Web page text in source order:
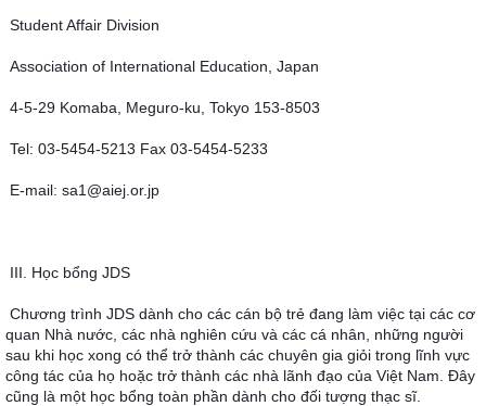
Student Affair Division
Association of International Education, Japan
4-5-29 Komaba, Meguro-ku, Tokyo 153-8503
Tel: 03-5454-5213 Fax 03-5454-5233
E-mail: sa1@aiej.or.jp
III. Học bổng JDS
Chương trình JDS dành cho các cán bộ trẻ đang làm việc tại các cơ
quan Nhà nước, các nhà nghiên cứu và các cá nhân, những người
sau khi học xong có thể trở thành các chuyên gia giỏi trong lĩnh vực
công tác của họ hoặc trở thành các nhà lãnh đạo của Việt Nam. Đây
cũng là một học bổng toàn phần dành cho đối tượng thạc sĩ.